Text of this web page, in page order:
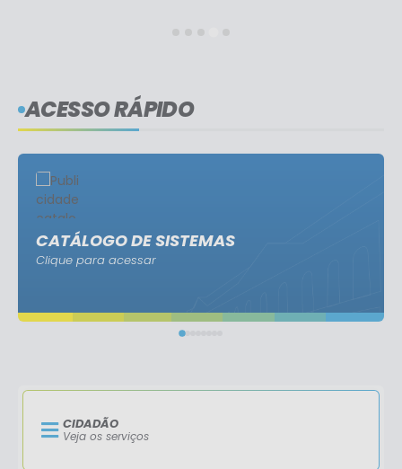
ACESSO RÁPIDO
CATÁLOGO DE SISTEMAS
Clique para acessar
CIDADÃO
Veja os serviços